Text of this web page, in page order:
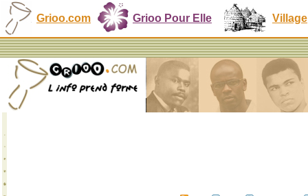
Grioo.com Grioo Pour Elle Village